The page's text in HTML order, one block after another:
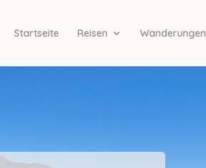
Startseite Reisen Wanderungen